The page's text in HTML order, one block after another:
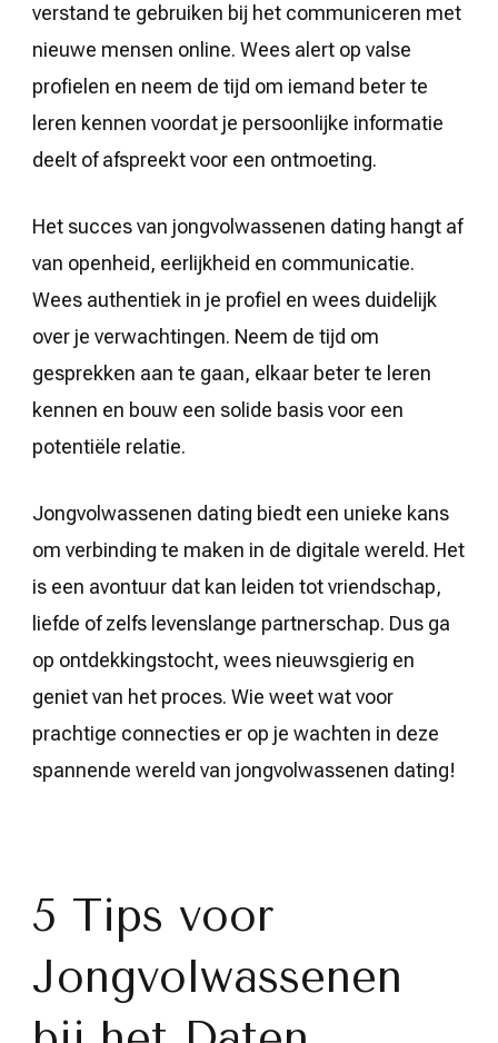
verstand te gebruiken bij het communiceren met
nieuwe mensen online. Wees alert op valse
profielen en neem de tijd om iemand beter te
leren kennen voordat je persoonlijke informatie
deelt of afspreekt voor een ontmoeting.
Het succes van jongvolwassenen dating hangt af
van openheid, eerlijkheid en communicatie.
Wees authentiek in je profiel en wees duidelijk
over je verwachtingen. Neem de tijd om
gesprekken aan te gaan, elkaar beter te leren
kennen en bouw een solide basis voor een
potentiële relatie.
Jongvolwassenen dating biedt een unieke kans
om verbinding te maken in de digitale wereld. Het
is een avontuur dat kan leiden tot vriendschap,
liefde of zelfs levenslange partnerschap. Dus ga
op ontdekkingstocht, wees nieuwsgierig en
geniet van het proces. Wie weet wat voor
prachtige connecties er op je wachten in deze
spannende wereld van jongvolwassenen dating!
5 Tips voor
Jongvolwassenen